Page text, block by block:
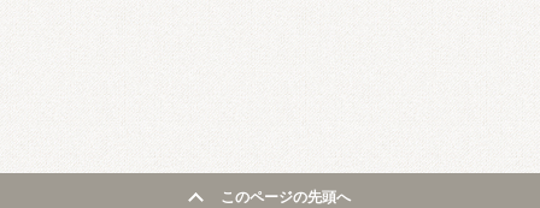
このページの先頭へ